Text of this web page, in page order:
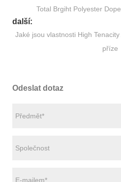
Total Brgiht Polyester
další:
Jaké jsou vlastnosti High
příze
Odeslat dotaz